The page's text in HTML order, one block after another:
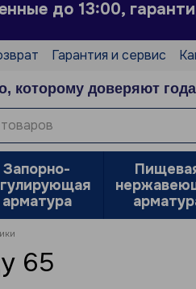
до 13:00,
Гарантия и сервис
о магазине
которому доверяют
Запорно-
арматура
65